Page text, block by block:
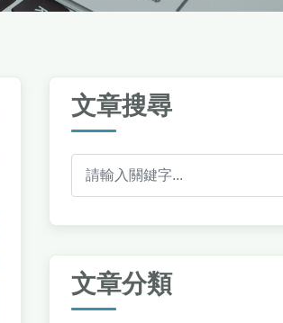
文章搜尋
文章分類